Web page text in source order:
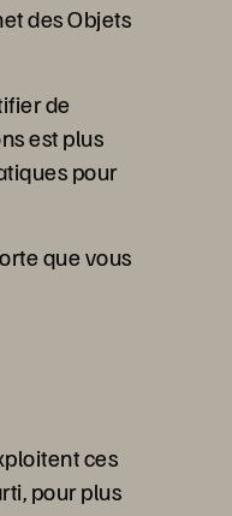
des Objets
de
est plus
pour
que vous
ces
pour plus